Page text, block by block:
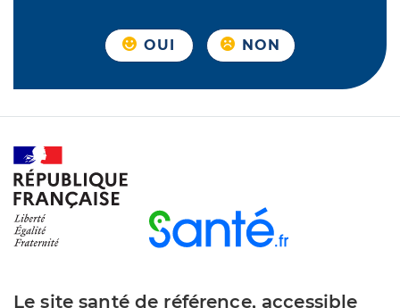
OUI NON
Le site santé de référence, accessible